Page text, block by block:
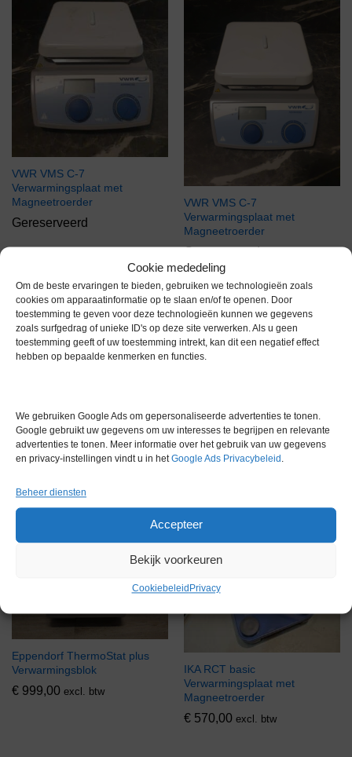
Cookie mededeling
Om de beste ervaringen te bieden, gebruiken we technologieën zoals
cookies om apparaatinformatie op te slaan en/of te openen. Door
toestemming te geven voor deze technologieën kunnen we gegevens
zoals surfgedrag of unieke ID's op deze site verwerken. Als u geen
toestemming geeft of uw toestemming intrekt, kan dit een negatief effect
hebben op bepaalde kenmerken en functies.
We gebruiken Google Ads om gepersonaliseerde advertenties te tonen.
Google gebruikt uw gegevens om uw interesses te begrijpen en relevante
advertenties te tonen. Meer informatie over het gebruik van uw gegevens
en privacy-instellingen vindt u in hetGoogle Ads Privacybeleid .
Beheer diensten
Accepteer
Bekijk voorkeuren
Cookiebeleid Privacy
VWR VMS C-7
Verwarmingsplaat met
Magneetroerder
Gereserveerd
VWR VMS C-7
Verwarmingsplaat met
Magneetroerder
Gereserveerd
Voorraad
Oxford Lab Products
BenchMate MHS – Multi-
Positie Verwarmingsplaat met
Magneetroerder
€599,00 excl. btw
Voorraad
Eppendorf ThermoStat plus
Verwarmingsblok
€999,00 excl. btw
Via bemiddeling
Eppendorf ThermoStat plus
Verwarmingsblok
€ 999,00 excl. btw
Via bemiddeling
IKA RCT basic
Verwarmingsplaat met
Magneetroerder
€ 570,00 excl. btw